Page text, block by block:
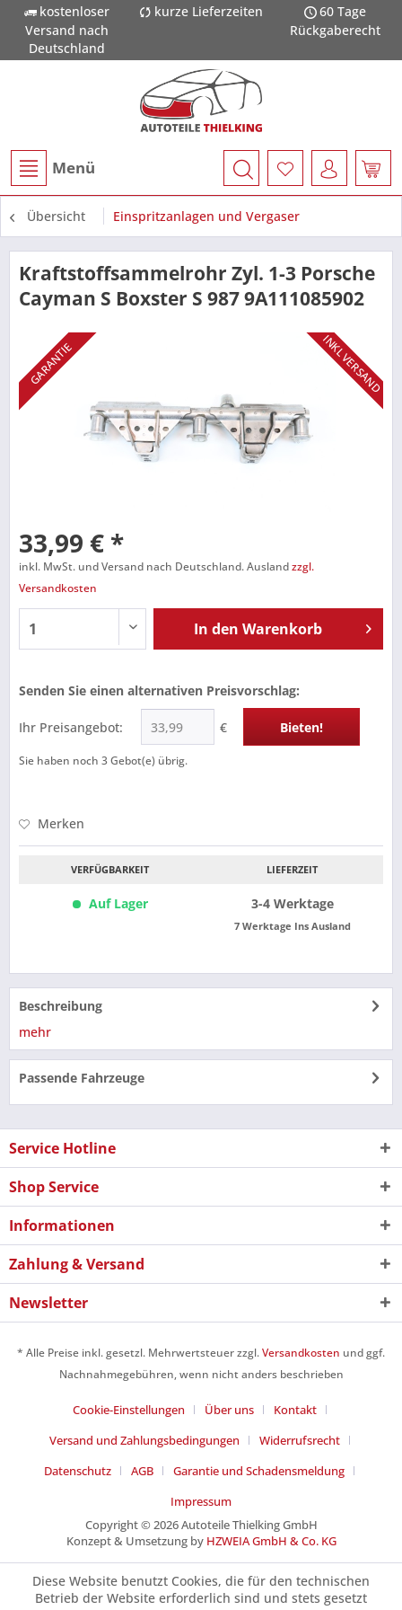
kostenloser
Versand nach
Deutschland
kurze Lieferzeiten
60 Tage
Rückgaberecht
Menü
Übersicht Einspritzanlagen und Vergaser
Kraftstoffsammelrohr Zyl. 1-3 Porsche
Cayman S Boxster S 987 9A111085902
GARANTIE INKL VERSAND
33,99 € *
inkl. MwSt. und Versand nach Deutschland. Auslandzzgl.
Versandkosten
In den Warenkorb
Senden Sie einen alternativen Preisvorschlag:
Ihr Preisangebot: € Bieten!
Sie haben noch 3Gebot(e) übrig.
Merken
VERFÜGBARKEIT
Auf Lager
LIEFERZEIT
3-4 Werktage
7 Werktage Ins Ausland
Beschreibung
mehr
Passende Fahrzeuge
Service Hotline
Shop Service
Informationen
Zahlung & Versand
Newsletter
* Alle Preise inkl. gesetzl. Mehrwertsteuer zzgl.Versandkosten und ggf.
Nachnahmegebühren, wenn nicht anders beschrieben
Cookie-Einstellungen Über uns
Kontakt
Versand und Zahlungsbedingungen
Widerrufsrecht
Datenschutz
AGB
Garantie und Schadensmeldung
Impressum
Copyright © 2026 Autoteile Thielking GmbH
Konzept & Umsetzung by HZWEIA GmbH & Co. KG
Diese Website benutzt Cookies, die für den technischen
Betrieb der Website erforderlich sind und stets gesetzt